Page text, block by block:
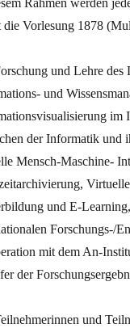
Rahmen werden
die Vorlesung 1878
und Lehre des
und
im
der Informatik und
Mensch-Maschine-
und E-
Forschungs-/
mit dem An-
der
und